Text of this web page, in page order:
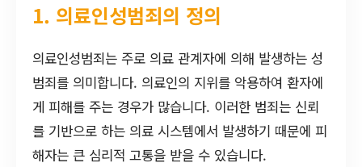
1. 의료인성범죄의 정의
의료인성범죄는 주로 의료 관계자에 의해 발생하는 성
범죄를 의미합니다. 의료인의 지위를 악용하여 환자에
게 피해를 주는 경우가 많습니다. 이러한 범죄는 신뢰
를 기반으로 하는 의료 시스템에서 발생하기 때문에 피
해자는 큰 심리적 고통을 받을 수 있습니다.